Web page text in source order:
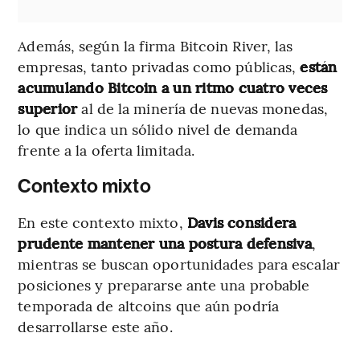
Además, según la firma Bitcoin River, las
empresas, tanto privadas como públicas,están
acumulando Bitcoin a un ritmo cuatro veces
superioral de la minería de nuevas monedas,
lo que indica un sólido nivel de demanda
frente a la oferta limitada.
Contexto mixto
En este contexto mixto, Davis considera
prudente mantener una postura defensiva,
mientras se buscan oportunidades para escalar
posiciones y prepararse ante una probable
temporada de altcoins que aún podría
desarrollarse este año.